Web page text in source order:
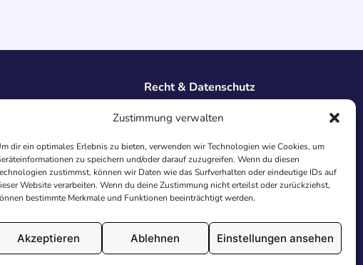
Zustimmung verwalten
dir ein optimales Erlebnis zu bieten, verwenden wir Technologien wie Cookies, um
zu speichern und/oder darauf zuzugreifen. Wenn du diesen
zustimmst, können wir Daten wie das Surfverhalten oder eindeutige IDs auf
Website verarbeiten. Wenn du deine Zustimmung nicht erteilst oder zurückziehst,
bestimmte Merkmale und Funktionen beeinträchtigt werden.
Akzeptieren Ablehnen Einstellungen ansehen
Recht & Datenschutz
Datenschutz
AGB
Cookies
♥in Deutschland.